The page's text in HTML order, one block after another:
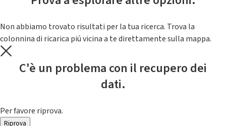
Non abbiamo trovato risultati per la tua ricerca. Trova la
colonnina di ricarica piú vicina a te direttamente sulla mappa.
C'è un problema con il recupero dei
dati.
Per favore riprova.
Riprova